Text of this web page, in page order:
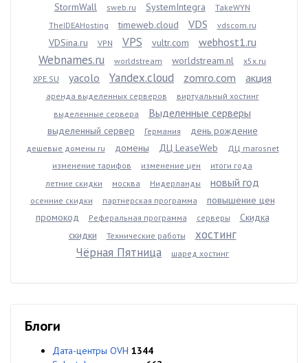
StormWall
sweb.ru SystemIntegra
TakeWYN
TheIDEAHosting
timeweb.cloud VDS vdscom.ru
VDSina.ru VPN VPS vultr.com webhost1.ru
Webnames.ru worldstream worldstream.nl
x5x.ru
XPE.SU
yacolo Yandex.cloud zomro.com акция
аренда выделенных серверов
виртуальный хостинг
выделенные сервера
Выделенные серверы
выделенный сервер Германия день рождение
дешевые домены ru домены ДЦ LeaseWeb
ДЦ marosnet
изменение тарифов
изменение цен
итоги года
летние скидки
москва Нидерланды новый год
осенние скидки партнерская программа
повышение цен
промокод
Реферальная программа серверы
Скидка
скидки
Технические работы
хостинг
Чёрная Пятница
шаред хостинг
Блоги
Дата-центры OVH 1344